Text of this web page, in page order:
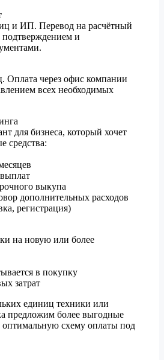
и ИП. Перевод на расчётный
подтверждением и
Оплата через офис компании
всех необходимых
для бизнеса, который хочет
средства:
выкупа
дополнительных расходов
регистрация)
на новую или более
в покупку
затрат
единиц техники или
предложим более выгодные
оптимальную схему оплаты под